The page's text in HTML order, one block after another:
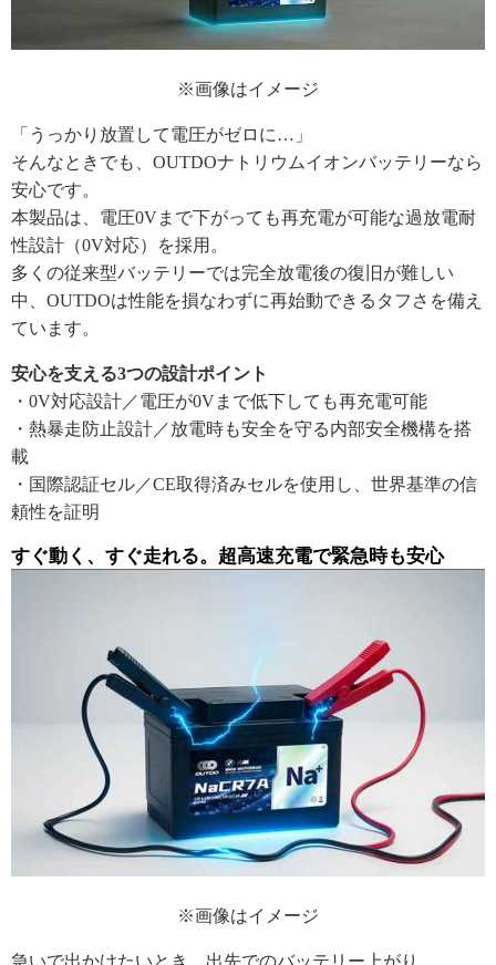
※画像はイメージ
「うっかり放置して電圧がゼロに…」
そんなときでも、OUTDOナトリウムイオンバッテリーなら
安心です。
本製品は、電圧0Vまで下がっても再充電が可能な過放電耐
性設計（0V対応）を採用。
多くの従来型バッテリーでは完全放電後の復旧が難しい
中、OUTDOは性能を損なわずに再始動できるタフさを備え
ています。
安心を支える3つの設計ポイント
・0V対応設計／電圧が0Vまで低下しても再充電可能
・熱暴走防止設計／放電時も安全を守る内部安全機構を搭
載
・国際認証セル／CE取得済みセルを使用し、世界基準の信
頼性を証明
すぐ動く、すぐ走れる。超高速充電で緊急時も安心
※画像はイメージ